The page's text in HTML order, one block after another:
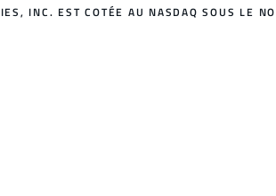
INC. EST COTÉE AU NASDAQ SOUS LE